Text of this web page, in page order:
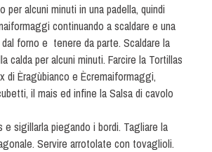
per alcuni minuti in una padella, quindi
continuando a scaldare e una
forno e tenere da parte. Scaldare la
calda per alcuni minuti. Farcire la Tortillas
Èragùbianco e Ècremaiformaggi,
il mais ed infine la Salsa di cavolo
e sigillarla piegando i bordi. Tagliare la
Servire arrotolate con tovaglioli.